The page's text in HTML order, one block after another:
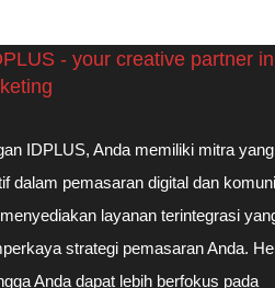
IDPLUS, Anda memiliki mitra
dalam pemasaran digital dan
layanan terintegrasi
strategi pemasaran Anda.
Anda dapat lebih berfokus pada